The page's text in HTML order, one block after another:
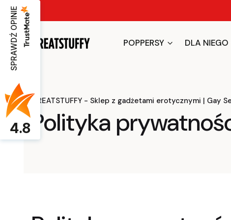
POPPERSY DLA NIEGO
GREATSTUFFY - Sklep z gadżetami erotycznymi | Gay
Polityka
SPRAWDŹ OPINIE
4.8